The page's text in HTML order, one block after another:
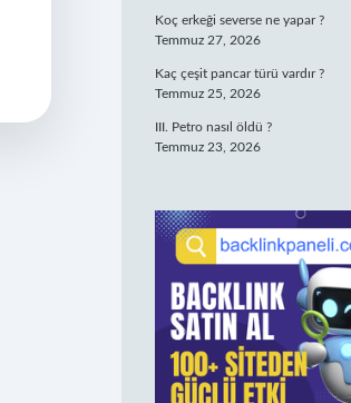
Koç erkeği severse ne yapar ?
Temmuz 27, 2026
Kaç çeşit pancar türü vardır ?
Temmuz 25, 2026
III. Petro nasıl öldü ?
Temmuz 23, 2026